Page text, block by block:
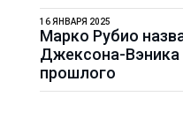
Марко Рубио
Джексона-
прошлого
16 ЯНВАРЯ 2025